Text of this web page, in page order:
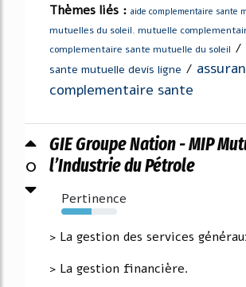
Thèmes liés : aide complementaire sante
mutuelles du soleil. mutuelle
complementaire sante mutuelle du soleil /
sante mutuelle devis ligne /
complementaire sante
0
GIE Groupe Nation - MIP
l’Industrie du Pétrole
Pertinence
54%
> La gestion des services
> La gestion financière.